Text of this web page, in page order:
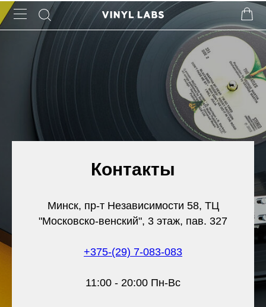
Контакты
Минск, пр-т Независимости 58, ТЦ
"Московско-венский", 3 этаж, пав. 327
+375-(29) 7-083-083
11:00 - 20:00 Пн-Вс